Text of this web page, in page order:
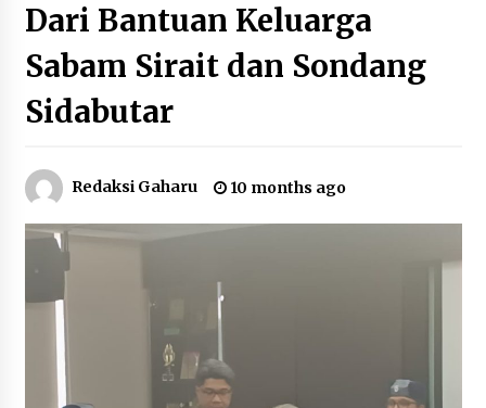
Dari Bantuan Keluarga
Sabam Sirait dan Sondang
Sidabutar
Redaksi Gaharu 10 months ago